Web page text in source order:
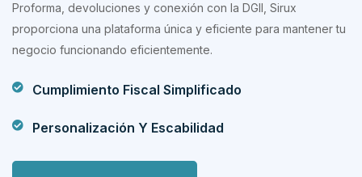
Proforma, devoluciones y conexión con la DGII, Sirux
proporciona una plataforma única y eficiente para mantener tu
negocio funcionando eficientemente.
Cumplimiento Fiscal Simplificado
Personalización Y Escabilidad